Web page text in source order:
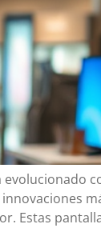
evolucionado
Estas